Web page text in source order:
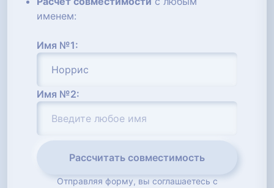
именем:
Имя №1:
Имя №2:
Рассчитать совместимость
Отправляя форму, вы соглашаетесь с